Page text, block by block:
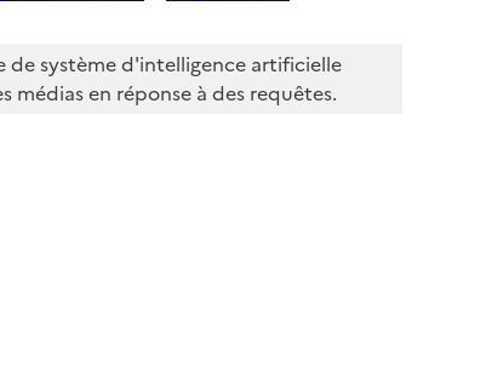
de système d'intelligence artificielle
médias en réponse à des requêtes.